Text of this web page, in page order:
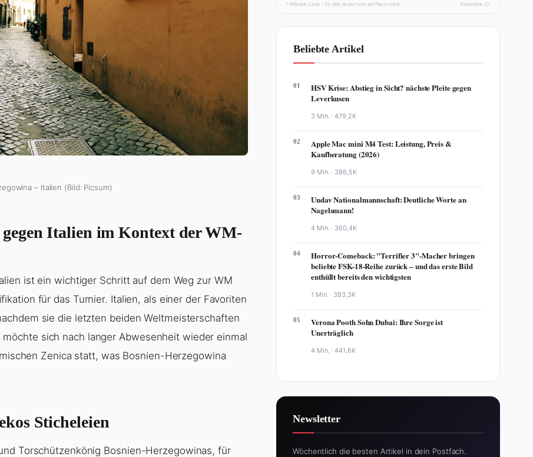
– Italien (Bild: Picsum)
Italien im Kontext der WM-
ist ein wichtiger Schritt auf dem Weg zur WM
für das Turnier. Italien, als einer der Favoriten
sie die letzten beiden Weltmeisterschaften
sich nach langer Abwesenheit wieder einmal
Zenica statt, was Bosnien-Herzegowina
Sticheleien
Torschützenkönig Bosnien-Herzegowinas, für
* Affiliate-Links – für dich ändert sich am Preis nichts. fhmonline-21
Beliebte Artikel
01
HSV Krise: Abstieg in Sicht? nächste Pleite gegen
Leverkusen
3 Min. ·479,2K
02
Apple Mac mini M4 Test: Leistung, Preis &
Kaufberatung (2026)
9 Min. · 386,5K
03
Undav Nationalmannschaft: Deutliche Worte an
Nagelsmann!
4 Min. · 360,4K
04
Horror-Comeback: "Terrifier 3"-Macher bringen
beliebte FSK-18-Reihe zurück – und das erste Bild
enthüllt bereits den wichtigsten
1 Min. · 383,3K
05
Verona Pooth Sohn Dubai: Ihre Sorge ist
Unerträglich
4 Min. ·441,6K
Newsletter
Wöchentlich die besten Artikel in dein Postfach.